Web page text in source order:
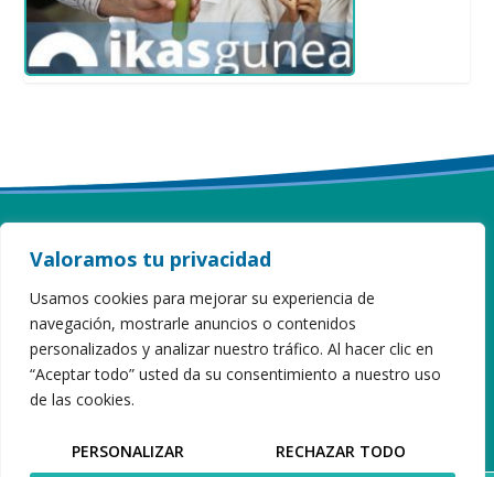
Valoramos tu privacidad
Usamos cookies para mejorar su experiencia de
navegación, mostrarle anuncios o contenidos
personalizados y analizar nuestro tráfico. Al hacer clic en
“Aceptar todo” usted da su consentimiento a nuestro uso
de las cookies.
PERSONALIZAR RECHAZAR TODO
ITURZAETA HERRI ESKOLA
Sahatsaga, 16 · 20808 Getaria · Gipuzkoa
Tel 943 899 173
iturzaeta@hezkuntza.net